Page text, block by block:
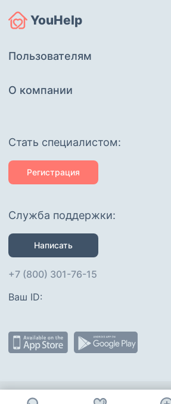
YouHelp
Пользователям
О компании
Cтать специалистом:
Регистрация
Служба поддержки:
Написать
+7 (800) 301-76-15
Ваш ID: